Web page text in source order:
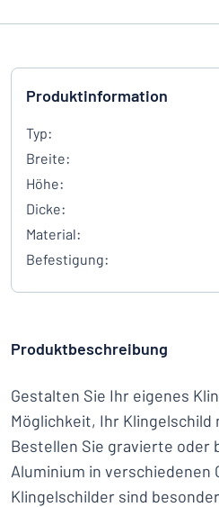
Produktinformation
Typ:
Breite:
Höhe:
Dicke:
Material:
Befestigung:
Produktbeschreibung
Gestalten Sie Ihr eigenes
Möglichkeit, Ihr
Bestellen Sie gravierte oder
Aluminium in verschiedenen
Klingelschilder sind